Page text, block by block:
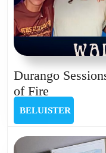
Durango
of Fire
Sessions
met
BELUISTER